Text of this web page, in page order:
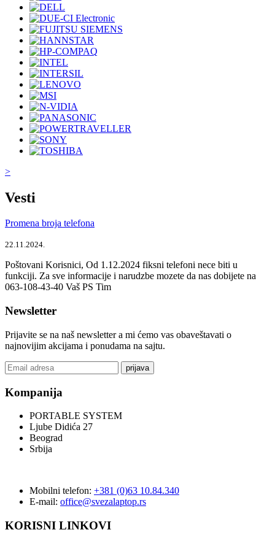
>
Vesti
Promena broja telefona
22.11.2024.
Poštovani Korisnici, Od 1.12.2024 fiksni telefoni nece biti u
funkciji. Za sve informacije i narudzbe mozete da nas dobijete na
063-108-43-40 Vaš PS Tim
Newsletter
Prijavite se na naš newsletter a mi ćemo vas obaveštavati o
najnovijim akcijama i ponudama na sajtu.
prijava
Kompanija
PORTABLE SYSTEM
Ljube Didića 27
Beograd
Srbija
Mobilni telefon: +381 (0)63 10.84.340
E-mail: office@svezalaptop.rs
KORISNI LINKOVI